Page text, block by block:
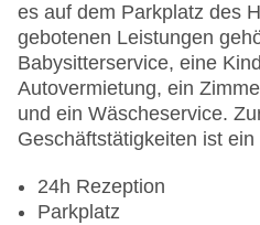
es auf dem Parkplatz des
gebotenen Leistungen
Babysitterservice, eine
Autovermietung, ein
und ein Wäscheservice.
Geschäftstätigkeiten ist
24h Rezeption
Parkplatz